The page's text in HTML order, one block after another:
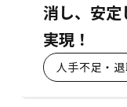
消し、安定
実現！
人手不足・